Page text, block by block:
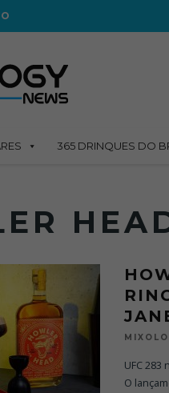
365 DRINQUES DO
UFC
O